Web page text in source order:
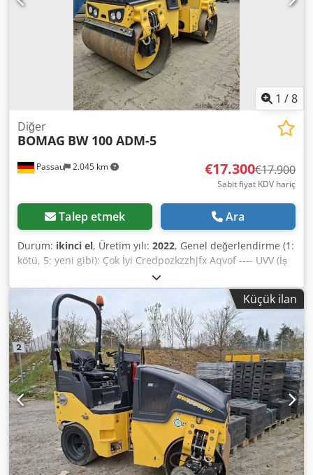
1 /8
Passau 2.045 km
Diğer
BOMAG BW 100 ADM-5
€17.300€17.900
Sabit fiyat KDV hariç
Talep etmek Ara
Durum: ikinci el, Üretim yılı: 2022, Genel değerlendirme (1:
kötü, 5: yeni gibi): Çok İyi Credpozkzzhjfx Aqvof ---- UVV (İş
Küçük ilan